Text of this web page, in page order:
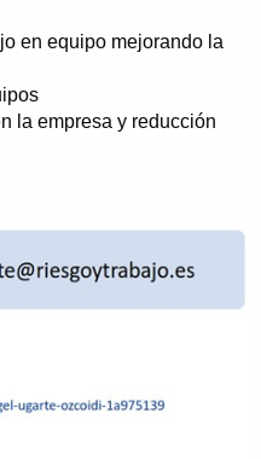
en equipo mejorando la
la empresa y reducción